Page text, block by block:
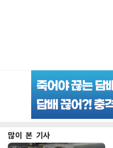
많이 본 기사